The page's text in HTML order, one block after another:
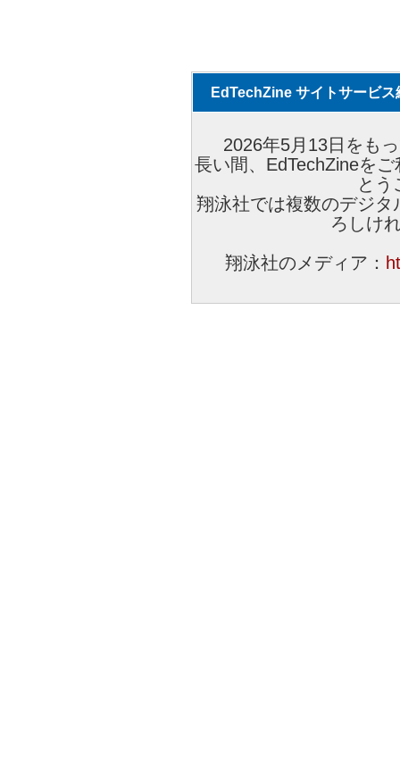
EdTechZine サイトサービス
2026年5月13日をも
長い間、EdTechZineを
とう
翔泳社では複数のデジ
ろしけ
翔泳社のメディア：